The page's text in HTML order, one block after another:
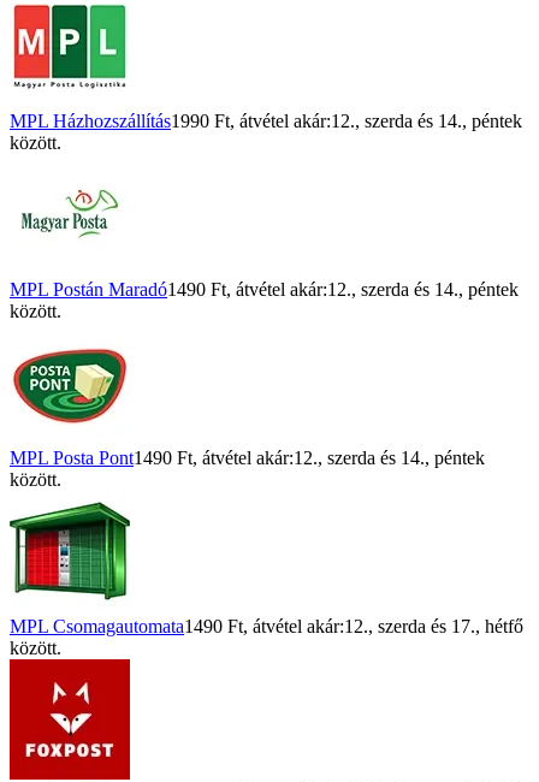
MPL Házhozszállítás1990 Ft, átvétel akár:12., szerda és 14., péntek
között.
MPL Postán Maradó1490 Ft, átvétel akár:12., szerda és 14., péntek
között.
MPL Posta Pont1490 Ft, átvétel akár:12., szerda és 14., péntek
között.
MPL Csomagautomata1490 Ft, átvétel akár:12., szerda és 17., hétfő
között.